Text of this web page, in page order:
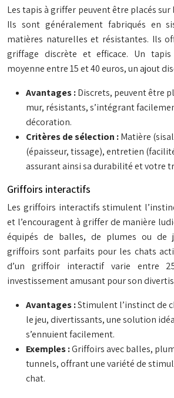
Les tapis à griffer peuvent être placés sur
Ils sont généralement fabriqués en
matières naturelles et résistantes. Ils
griffage discrète et efficace. Un
moyenne entre 15 et 40 euros, un ajout
Avantages :Discrets, peuvent être
mur, résistants, s’intégrant
décoration.
Critères de sélection :Matière
(épaisseur, tissage), entretien
assurant ainsi sa durabilité et votre
Griffoirs interactifs
Les griffoirs interactifs stimulent
et l’encouragent à griffer de manière
équipés de balles, de plumes ou de
griffoirs sont parfaits pour les chats
d’un griffoir interactif varie entre
investissement amusant pour son
Avantages :Stimulent l’instinct de
le jeu, divertissants, une solution
s’ennuient facilement.
Exemples :Griffoirs avec balles,
tunnels, offrant une variété de
chat.